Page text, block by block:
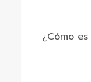
¿Cómo